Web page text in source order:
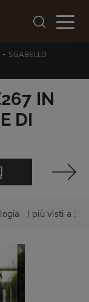
- SGABELLO
IN
DI
I più visti a :